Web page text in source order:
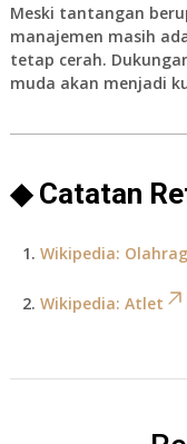
Meski tantangan
manajemen masih
tetap cerah.
muda akan menjadi
◆ Catatan
Wikipedia:
Wikipedia: Atlet